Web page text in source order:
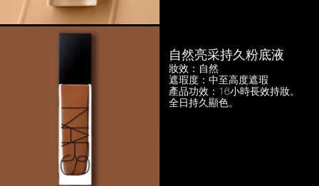
自然亮采持久粉底液
妝效：自然
遮瑕度：中至高度遮瑕
產品功效：16小時長效持妝。
全日持久顯色。